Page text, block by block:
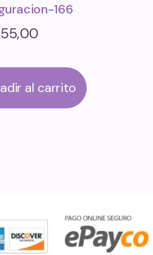
166
55,00
al carrito